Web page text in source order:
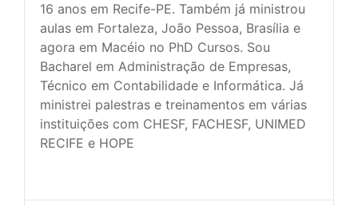
16 anos em Recife-PE. Também já ministrou
aulas em Fortaleza, João Pessoa, Brasília e
agora em Macéio no PhD Cursos. Sou
Bacharel em Administração de Empresas,
Técnico em Contabilidade e Informática. Já
ministrei palestras e treinamentos em várias
instituições com CHESF, FACHESF, UNIMED
RECIFE e HOPE